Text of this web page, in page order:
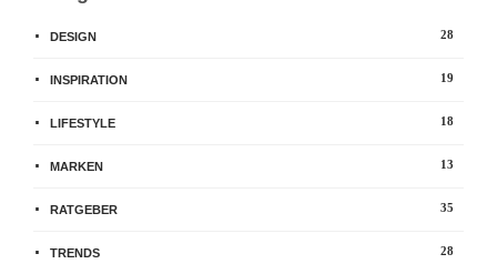
DESIGN 28
INSPIRATION 19
LIFESTYLE 18
MARKEN 13
RATGEBER 35
TRENDS 28